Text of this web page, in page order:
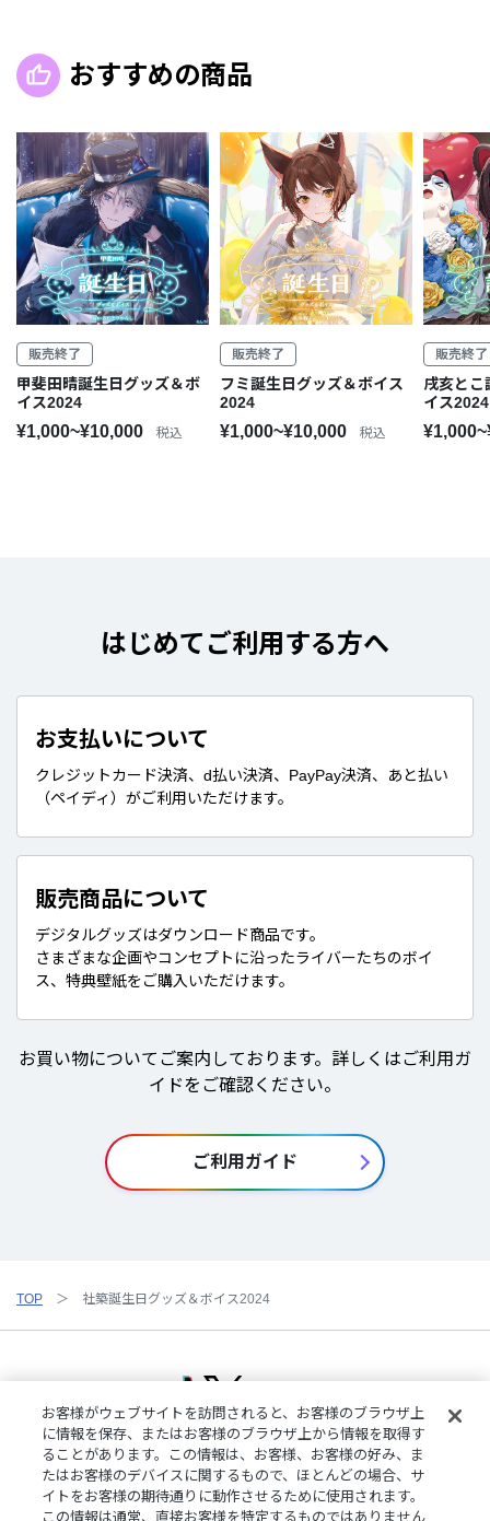
おすすめの商品
販売終了
甲斐田晴誕生日グッズ＆ボ
イス2024
¥1,000~¥10,000 税込
販売終了
フミ誕生日グッズ＆ボイス
2024
¥1,000~¥10,000 税込
販売終了
戌亥とこ
イス2024
はじめてご利用する方へ
お支払いについて
クレジットカード決済、d払い決済、PayPay決済、あと払い
（ペイディ）がご利用いただけます。
販売商品について
デジタルグッズはダウンロード商品です。
さまざまな企画やコンセプトに沿ったライバーたちのボイ
ス、特典壁紙をご購入いただけます。
お買い物についてご案内しております。詳しくはご利用ガ
イドをご確認ください。
ご利用ガイド
TOP 社築誕生日グッズ＆ボイス2024
ご利用規約プライバシーポリシー
特定商取引法に基づく表記
ご利用ガイドよくある質問お問い合わせにじさんじ公式サイト
クッキーの詳細
お客様がウェブサイトを訪問されると、お客様のブラウザ上
に情報を保存、またはお客様のブラウザ上から情報を取得す
ることがあります。この情報は、お客様、お客様の好み、ま
たはお客様のデバイスに関するもので、ほとんどの場合、サ
イトをお客様の期待通りに動作させるために使用されます。
この情報は通常、直接お客様を特定するものではありません